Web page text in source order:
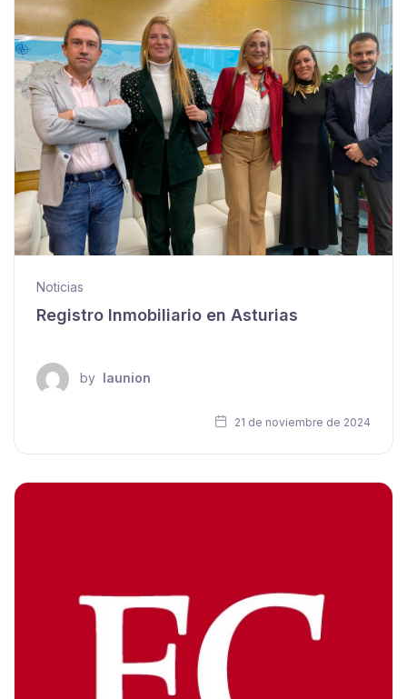
Noticias
Registro Inmobiliario en Asturias
by launion
21 de noviembre de 2024